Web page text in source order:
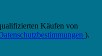
Käufen von
).